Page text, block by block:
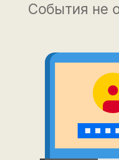
События не